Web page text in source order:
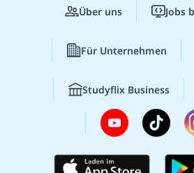
Über uns Jobs
Für Unternehmen
Studyflix Business